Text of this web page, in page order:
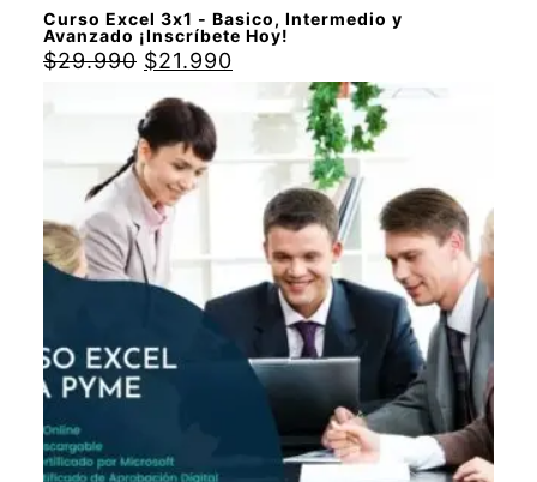
Curso Excel 3x1 - Basico, Intermedio y
Avanzado ¡Inscríbete Hoy!
$29.990 $21.990